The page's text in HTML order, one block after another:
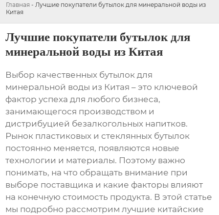
Главная - Лучшие покупатели бутылок для минеральной воды из
Китая
Лучшие покупатели бутылок для
минеральной воды из Китая
Выбор качественных бутылок для
минеральной воды из Китая – это ключевой
фактор успеха для любого бизнеса,
занимающегося производством и
дистрибуцией безалкогольных напитков.
Рынок пластиковых и стеклянных бутылок
постоянно меняется, появляются новые
технологии и материалы. Поэтому важно
понимать, на что обращать внимание при
выборе поставщика и какие факторы влияют
на конечную стоимость продукта. В этой статье
мы подробно рассмотрим лучшие китайские